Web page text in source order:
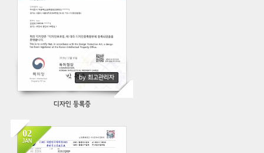
by 최고관리자
디자인 등록증
02
JAN